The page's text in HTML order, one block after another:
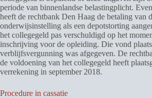
periode van binnenlandse belastingplicht.
heeft de rechtbank Den Haag de betaling van
onderwijsinstelling als een depotstorting
het collegegeld pas verschuldigd op het
inschrijving voor de opleiding. Die vond
verblijfsvergunning was afgegeven. De
de voldoening van het collegegeld heeft
verrekening in september 2018.
Procedure in cassatie